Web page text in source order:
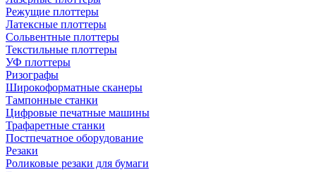
Режущие плоттеры
Латексные плоттеры
Сольвентные плоттеры
Текстильные плоттеры
УФ плоттеры
Ризографы
Широкоформатные сканеры
Тампонные станки
Цифровые печатные машины
Трафаретные станки
Постпечатное оборудование
Резаки
Роликовые резаки для бумаги